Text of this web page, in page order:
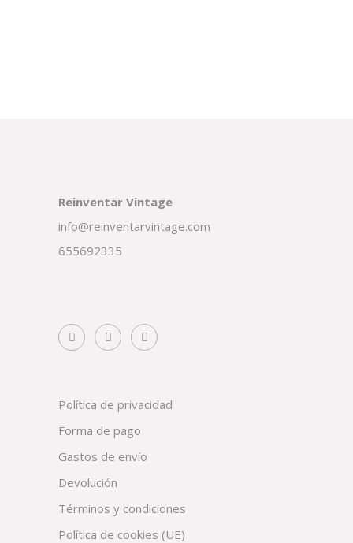
Reinventar Vintage
info@reinventarvintage.com
655692335
Política de privacidad
Forma de pago
Gastos de envío
Devolución
Términos y condiciones
Política de cookies (UE)